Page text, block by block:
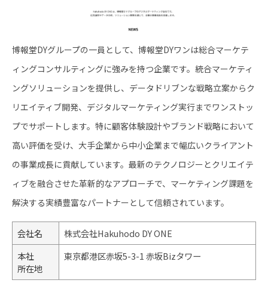
博報堂DYグループの一員として、博報堂DYワンは総合マーケテ
ィングコンサルティングに強みを持つ企業です。統合マーケティ
ングソリューションを提供し、データドリブンな戦略立案からク
リエイティブ開発、デジタルマーケティング実行までワンストッ
プでサポートします。特に顧客体験設計やブランド戦略において
高い評価を受け、大手企業から中小企業まで幅広いクライアント
の事業成長に貢献しています。最新のテクノロジーとクリエイテ
ィブを融合させた革新的なアプローチで、マーケティング課題を
解決する実績豊富なパートナーとして信頼されています。
会社名
株式会社Hakuhodo DY ONE
本社
所在地
東京都港区赤坂5-3-1 赤坂Bizタワー